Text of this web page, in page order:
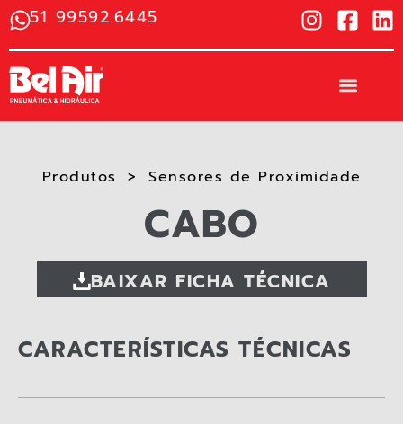
51 99592.6445
Produtos Sensores de Proximidade
CABO
BAIXAR FICHA TÉCNICA
CARACTERÍSTICAS TÉCNICAS